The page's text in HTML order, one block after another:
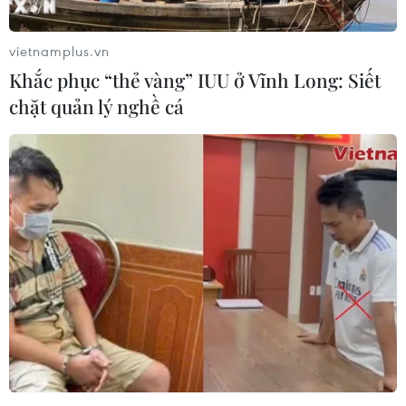
Xem thêm
CƠ QUAN CHỦ QUẢN: THÔNG TẤN XÃ VIỆT NAM
Tổng Biên tập: TRẦN TIẾN DUẨN
Phó Tổng Biên tập: NGUYỄN THỊ TÁM, KHÚC THANH
THỦY
Sở hữu trí tuệ
Quy định sử dụng
RSS
Hỗ trợ
vietnamplus.vn
Khắc phục “thẻ vàng” IUU ở Vĩnh Long: Siết
chặt quản lý nghề cá